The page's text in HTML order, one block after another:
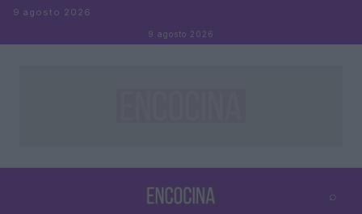
Saltar al contenido
9 agosto 2026
9 agosto 2026
⌕